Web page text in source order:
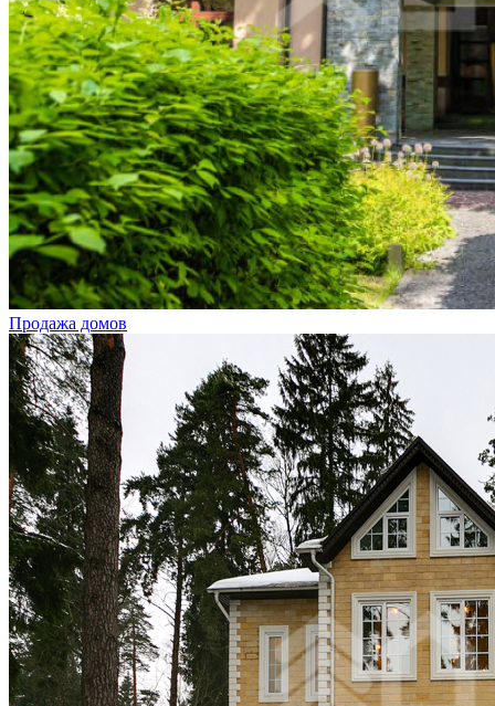
Продажа домов